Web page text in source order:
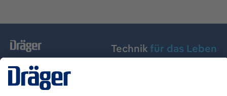
Technik für das Leben
Dräger Austria GmbH